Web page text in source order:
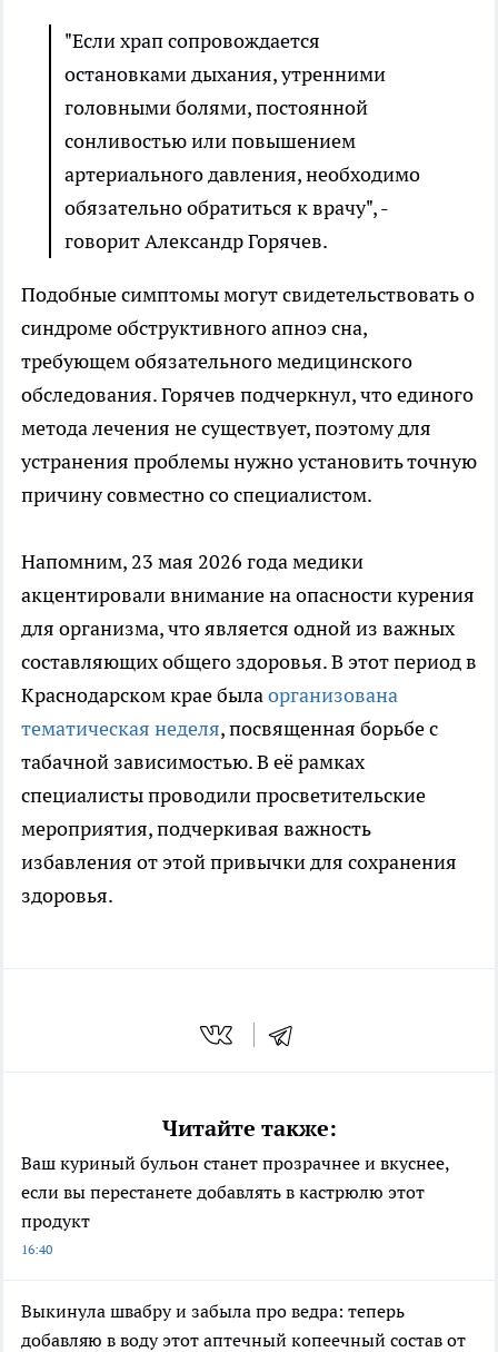
"Если храп сопровождается
остановками дыхания, утренними
головными болями, постоянной
сонливостью или повышением
артериального давления, необходимо
обязательно обратиться к врачу", -
говорит Александр Горячев.
Подобные симптомы могут свидетельствовать о
синдроме обструктивного апноэ сна,
требующем обязательного медицинского
обследования. Горячев подчеркнул, что единого
метода лечения не существует, поэтому для
устранения проблемы нужно установить точную
причину совместно со специалистом.
Напомним, 23 мая 2026 года медики
акцентировали внимание на опасности курения
для организма, что является одной из важных
составляющих общего здоровья. В этот период в
Краснодарском крае былаорганизована
тематическая неделя, посвященная борьбе с
табачной зависимостью. В её рамках
специалисты проводили просветительские
мероприятия, подчеркивая важность
избавления от этой привычки для сохранения
здоровья.
Читайте также:
Ваш куриный бульон станет прозрачнее и вкуснее,
если вы перестанете добавлять в кастрюлю этот
продукт
16:40
Выкинула швабру и забыла про ведра: теперь
добавляю в воду этот аптечный копеечный состав от